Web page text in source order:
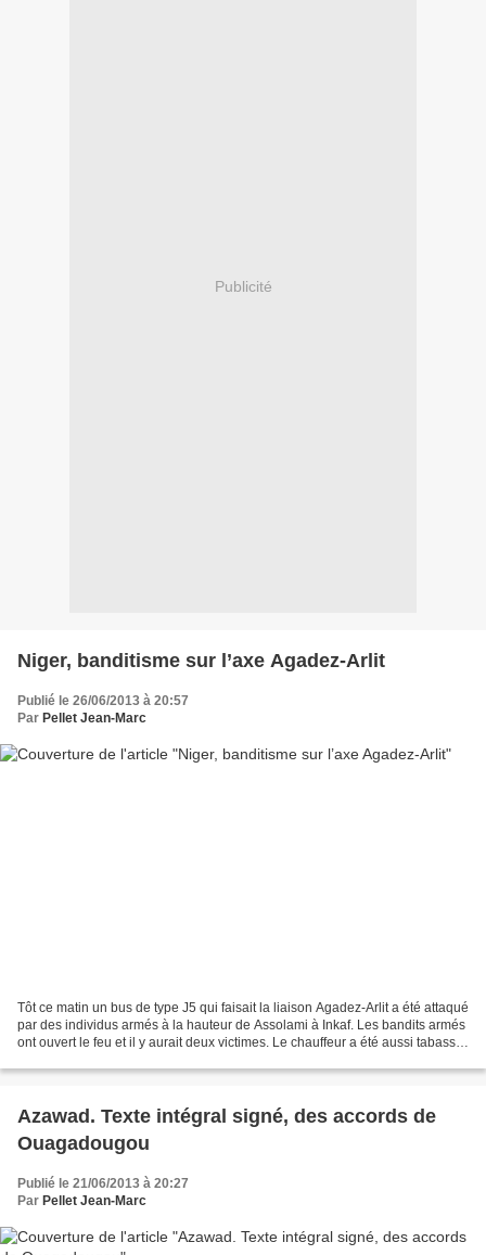
Publicité
Niger, banditisme sur l’axe Agadez-Arlit
Publié le 26/06/2013 à 20:57
Par Pellet Jean-Marc
Tôt ce matin un bus de type J5 qui faisait la liaison Agadez-Arlit a été attaqué
par des individus armés à la hauteur de Assolami à Inkaf. Les bandits armés
ont ouvert le feu et il y aurait deux victimes. Le chauffeur a été aussi tabassé
Azawad. Texte intégral signé, des accords de
Ouagadougou
Publié le 21/06/2013 à 20:27
Par Pellet Jean-Marc